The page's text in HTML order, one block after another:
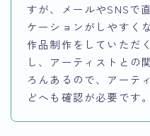
すが、メールやSNSで
ケーションがしやすく
作品制作をしていただ
し、アーティストとの
ろんあるので、アーテ
どへも確認が必要です。